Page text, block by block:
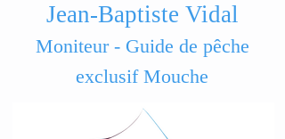
Jean-Baptiste Vidal
Moniteur - Guide de pêche
exclusif Mouche